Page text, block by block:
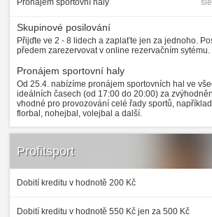
Skupinové posilování
Přijďte ve 2 - 8 lidech a zaplaťte jen za jednoho.
předem zarezervovat v online rezervačním sytému.
Pronájem sportovní haly
Od 25.4. nabízíme pronájem sportovních hal ve
ideálních časech (od 17:00 do 20:00) za
vhodné pro provozování celé řady sportů, například
florbal, nohejbal, volejbal a další.
Profitsport
Dobití kreditu v hodnotě 200 Kč
Dobití kreditu v hodnotě 550 Kč jen za 500 Kč